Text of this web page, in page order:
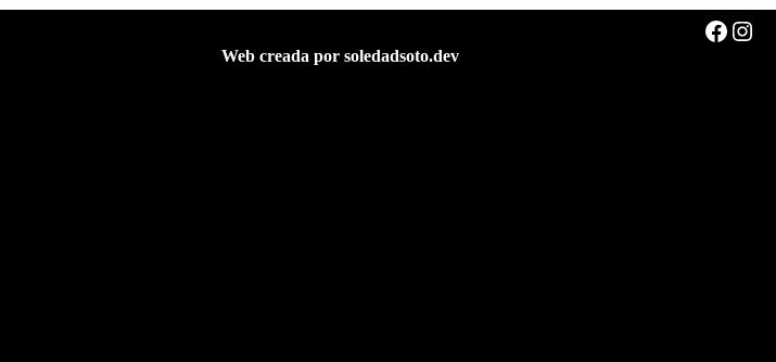
Web creada por soledadsoto.dev